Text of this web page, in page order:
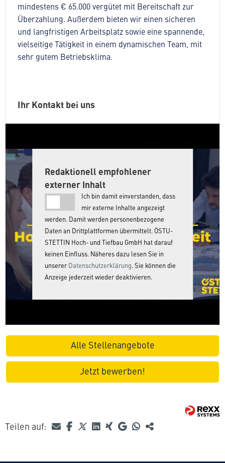
mindestens € 65.000 vergütet mit Bereitschaft zur
Überzahlung. Außerdem bieten wir einen sicheren
und langfristigen Arbeitsplatz sowie eine spannende,
vielseitige Tätigkeit in einem dynamischen Team, mit
sehr gutem Betriebsklima.
Ihr Kontakt bei uns
Redaktionell empfohlener
externer Inhalt
Ich bin damit einverstanden, dass
mir externe Inhalte angezeigt
werden. Damit werden personenbezogene
Daten an Drittplattformen übermittelt. ÖSTU-
STETTIN Hoch- und Tiefbau GmbH hat darauf
keinen Einfluss. Näheres dazu lesen Sie in
unserer Datenschutzerklärung. Sie können die
Anzeige jederzeit wieder deaktivieren.
Alle Stellenangebote
Jetzt bewerben!
Teilen auf: